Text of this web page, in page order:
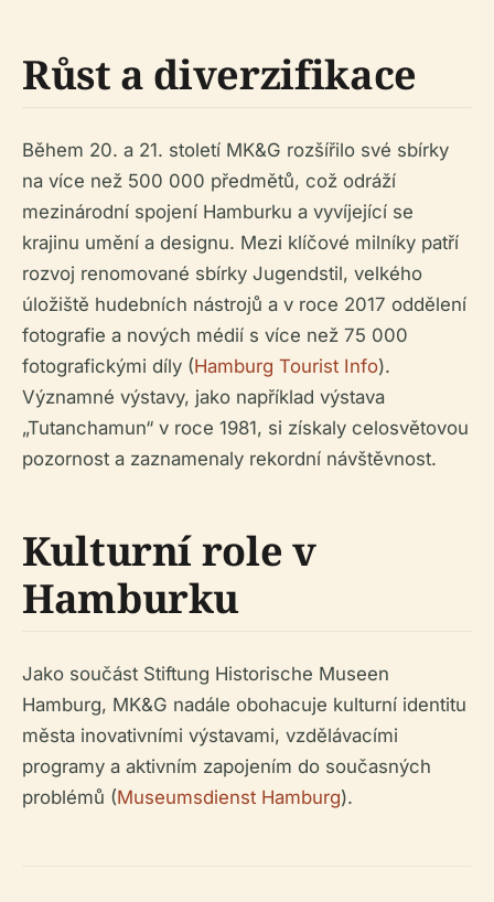
Růst a diverzifikace
Během 20. a 21. století MK&G rozšířilo své sbírky
na více než 500 000 předmětů, což odráží
mezinárodní spojení Hamburku a vyvíjející se
krajinu umění a designu. Mezi klíčové milníky patří
rozvoj renomované sbírky Jugendstil, velkého
úložiště hudebních nástrojů a v roce 2017 oddělení
fotografie a nových médií s více než 75 000
fotografickými díly (Hamburg Tourist Info).
Významné výstavy, jako například výstava
„Tutanchamun“ v roce 1981, si získaly celosvětovou
pozornost a zaznamenaly rekordní návštěvnost.
Kulturní role v
Hamburku
Jako součást Stiftung Historische Museen
Hamburg, MK&G nadále obohacuje kulturní identitu
města inovativními výstavami, vzdělávacími
programy a aktivním zapojením do současných
problémů (Museumsdienst Hamburg).